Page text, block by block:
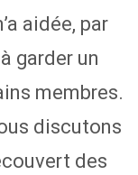
aidée, par
garder un
membres.
discutons
des